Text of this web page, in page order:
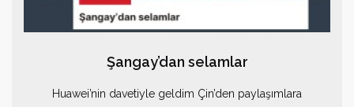
Şangay’dan selamlar
Huawei’nin davetiyle geldim Çin’den paylaşımlara